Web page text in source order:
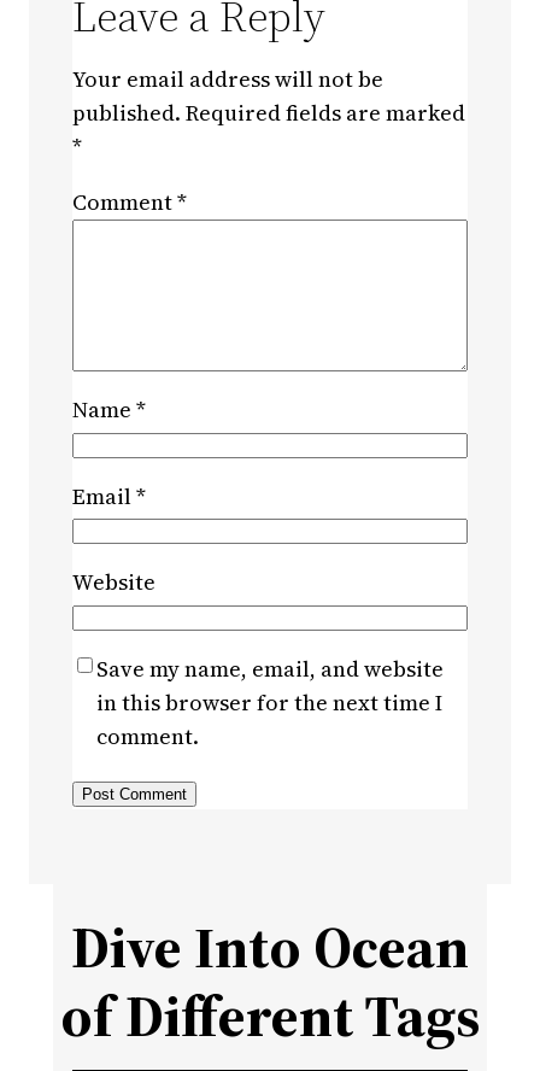
Leave a Reply
Your email address will not be
published. Required fields are marked
*
Comment*
Name *
Email*
Website
Save my name, email, and website
in this browser for the next time I
comment.
Dive Into Ocean
of Different Tags